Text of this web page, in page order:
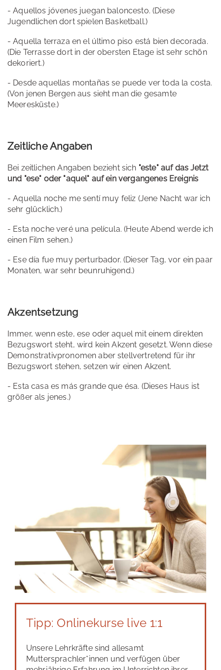
- Aquellos jóvenes juegan baloncesto. (Diese
Jugendlichen dort spielen Basketball.)
- Aquella terraza en el último piso está bien decorada.
(Die Terrasse dort in der obersten Etage ist sehr schön
dekoriert.)
- Desde aquellas montañas se puede ver toda la costa.
(Von jenen Bergen aus sieht man die gesamte
Meeresküste.)
Zeitliche Angaben
Bei zeitlichen Angaben bezieht sich "este" auf das Jetzt
und "ese" oder "aquel" auf ein vergangenes Ereignis
- Aquella noche me sentí muy feliz (Jene Nacht war ich
sehr glücklich.)
- Esta noche veré una película. (Heute Abend werde ich
einen Film sehen.)
- Ese día fue muy perturbador. (Dieser Tag, vor ein paar
Monaten, war sehr beunruhigend.)
Akzentsetzung
Immer, wenn este, ese oder aquel mit einem direkten
Bezugswort steht, wird kein Akzent gesetzt. Wenn diese
Demonstrativpronomen aber stellvertretend für ihr
Bezugswort stehen, setzen wir einen Akzent.
- Esta casa es más grande que ésa. (Dieses Haus ist
größer als jenes.)
Tipp: Onlinekurse live 1:1
Unsere Lehrkräfte sind allesamt
Muttersprachler*innen und verfügen über